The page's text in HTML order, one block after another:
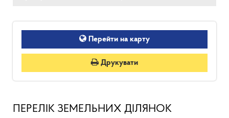
Перейти на карту
Друкувати
ПЕРЕЛІК ЗЕМЕЛЬНИХ ДІЛЯНОК